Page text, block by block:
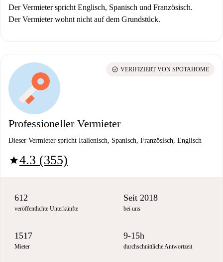
Der Vermieter spricht Englisch, Spanisch und Französisch.
Der Vermieter wohnt nicht auf dem Grundstück.
Professioneller Vermieter
Dieser Vermieter spricht Italienisch, Spanisch, Französisch, Englisch
star4.3 (355)
check_circle VERIFIZIERT VON SPOTAHOME
612
veröffentlichte Unterkünfte
Seit 2018
bei uns
1517
Mieter
9-15h
durchschnittliche Antwortzeit